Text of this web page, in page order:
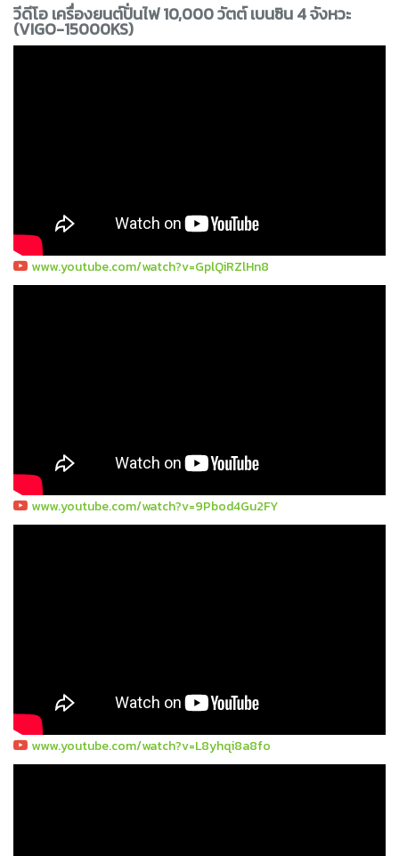
วีดีโอ เครื่องยนต์ปั่นไฟ 10,000 วัตต์ เบนซิน 4 จังหวะ
(VIGO-15000KS)
www.youtube.com/watch?v=GplQiRZlHn8
www.youtube.com/watch?v=9Pbod4Gu2FY
www.youtube.com/watch?v=L8yhqi8a8fo